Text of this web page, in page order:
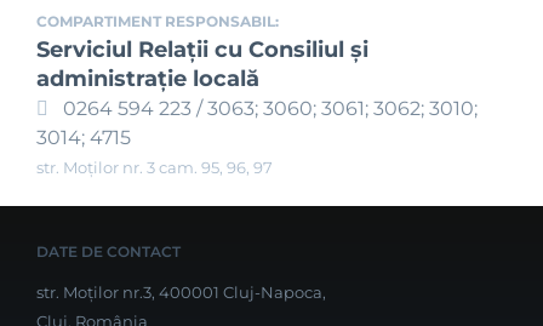
COMPARTIMENT RESPONSABIL:
Serviciul Relaţii cu Consiliul şi
administraţie locală
0264 594 223 / 3063; 3060; 3061; 3062; 3010;
3014; 4715
str. Moților nr. 3 cam. 95, 96, 97
DATE DE CONTACT
str. Moților nr.3, 400001 Cluj-Napoca,
Cluj, România